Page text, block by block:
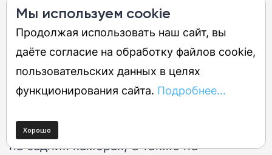
расцвета Snapchat в середине 2010-х
годов.
Теперь перейдем к видео: вы можете
снимать видео в формате 4K со
1080p со скоростью 60 кадров в секунду
на задних камерах, а также на
Мы используем cookie
Продолжая использовать наш сайт, вы
даёте согласие на обработку файлов cookie,
пользовательских данных в целях
функционирования сайта. Подробнее...